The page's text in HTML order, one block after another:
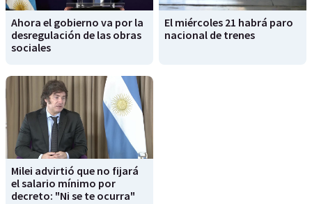
Ahora el gobierno va por la
desregulación de las obras
sociales
El miércoles 21 habrá paro
nacional de trenes
Milei advirtió que no fijará
el salario mínimo por
decreto: "Ni se te ocurra"